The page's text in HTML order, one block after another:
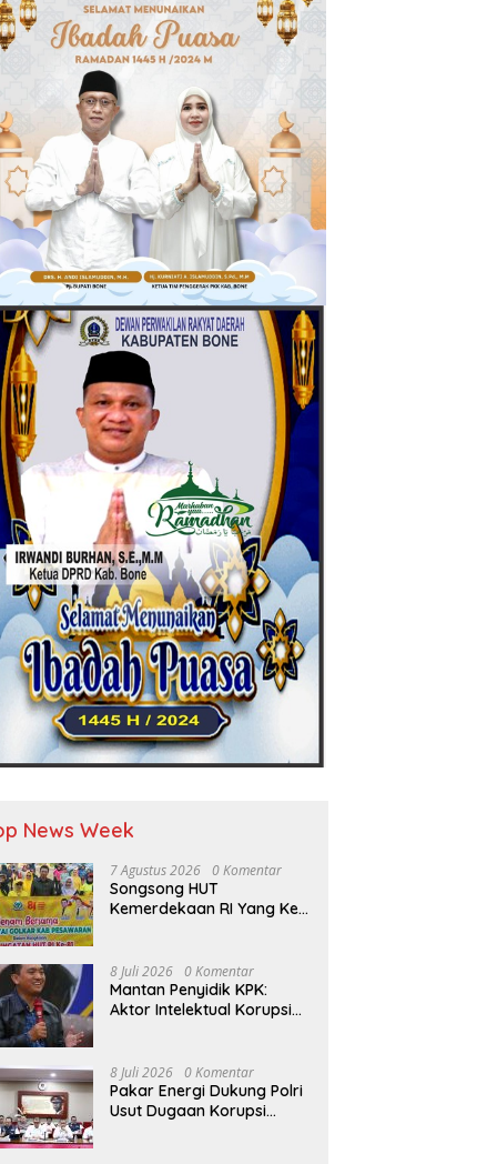
News Week
7 Agustus 2026 0 Komentar
Songsong HUT
Kemerdekaan RI Yang Ke-
“Senam Bersama Golkar”
8 Juli 2026 0 Komentar
Mantan Penyidik KPK:
Aktor Intelektual Korupsi
Ditangkap
8 Juli 2026 0 Komentar
Pakar Energi Dukung Polri
Usut Dugaan Korupsi